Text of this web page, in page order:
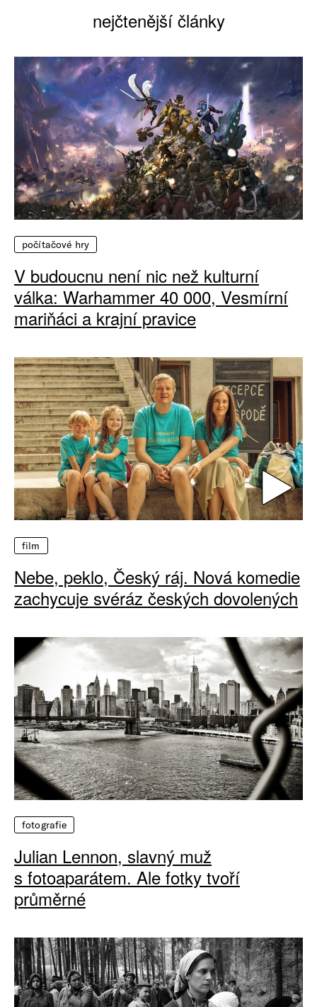
nejčtenější články
počítačové hry
V budoucnu není nic než kulturní
válka: Warhammer 40 000, Vesmírní
mariňáci a krajní pravice
film
Nebe, peklo, Český ráj. Nová komedie
zachycuje svéráz českých dovolených
fotografie
Julian Lennon, slavný muž
s fotoaparátem. Ale fotky tvoří
průměrné